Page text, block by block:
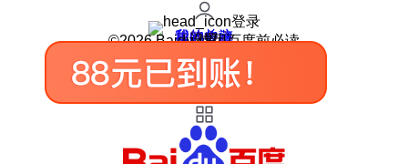
登录
我的关注
我的收藏
皮肤中心
用户反馈
设置
©2026 Baidu 使用百度前必读